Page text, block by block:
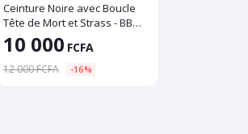
Ceinture Noire avec Boucle
Tête de Mort et Strass - BB
Simon
10 000 FCFA
12 000 FCFA -16%